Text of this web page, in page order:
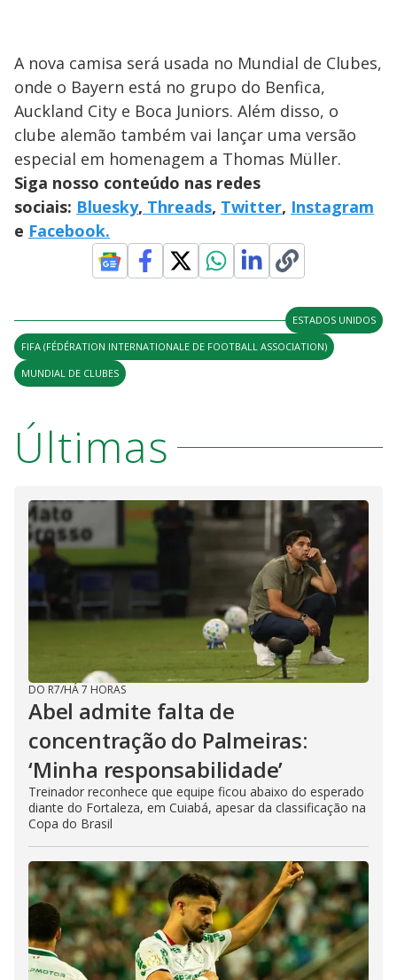
A nova camisa será usada no Mundial de Clubes,
onde o Bayern está no grupo do Benfica,
Auckland City e Boca Juniors. Além disso, o
clube alemão também vai lançar uma versão
especial em homenagem a Thomas Müller.
Siga nosso conteúdo nas redes
sociais: Bluesky, Threads, Twitter, Instagram
e Facebook.
ESTADOS UNIDOS
FIFA (FÉDÉRATION INTERNATIONALE DE FOOTBALL ASSOCIATION)
MUNDIAL DE CLUBES
Últimas
DO R7/HÁ 7 HORAS
Abel admite falta de
concentração do Palmeiras:
‘Minha responsabilidade’
Treinador reconhece que equipe ficou abaixo do esperado
diante do Fortaleza, em Cuiabá, apesar da classificação na
Copa do Brasil